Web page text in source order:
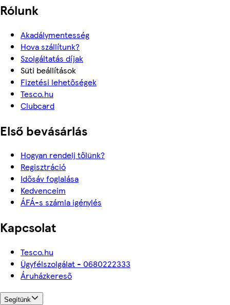
Rólunk
Akadálymentesség
Hova szállítunk?
Szolgáltatás díjak
Süti beállítások
Fizetési lehetőségek
Tesco.hu
Clubcard
Első bevásárlás
Hogyan rendelj tőlünk?
Regisztráció
Idősáv foglalása
Kedvenceim
ÁFÁ-s számla igénylés
Kapcsolat
Tesco.hu
Ügyfélszolgálat - 0680222333
Áruházkereső
Segítünk